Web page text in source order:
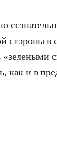
стороны в
«зелеными
как и в